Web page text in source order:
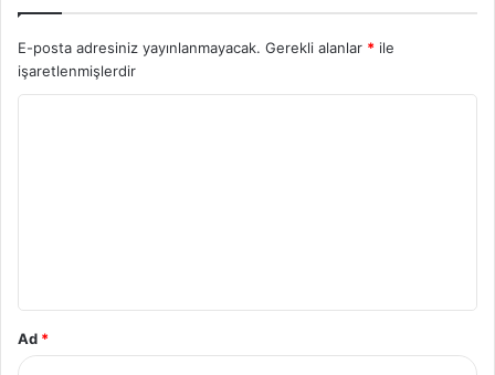
E-posta adresiniz yayınlanmayacak. Gerekli alanlar * ile
işaretlenmişlerdir
Ad *